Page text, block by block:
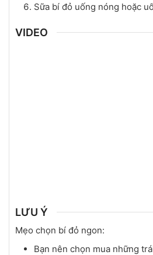
Sữa bí đỏ uống nóng hoặc
VIDEO
LƯU Ý
Mẹo chọn bí đỏ ngon:
Bạn nên chọn mua những